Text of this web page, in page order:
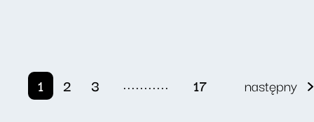
1 2 3 ........... 17 następny